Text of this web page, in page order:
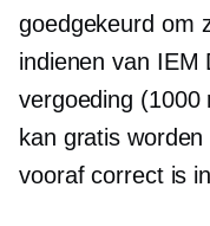
goedgekeurd om
indienen van IEM
vergoeding (1000
kan gratis
vooraf correct is